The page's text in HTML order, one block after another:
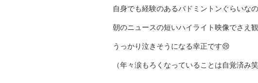
自身でも経験のあるバドミントンぐらいな
朝のニュースの短いハイライト映像でさえ
うっかり泣きそうになる幸正です😢
（年々涙もろくなっていることは自覚済み